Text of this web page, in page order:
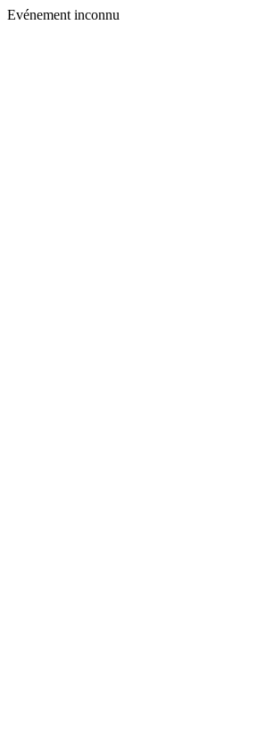
Evénement inconnu